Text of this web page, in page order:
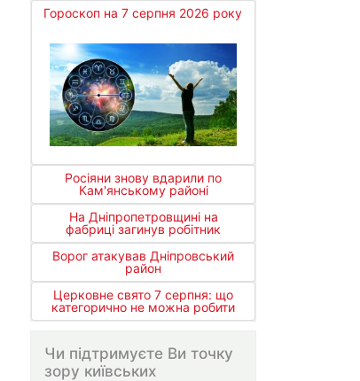
Гороскоп на 7 серпня 2026 року
Росіяни знову вдарили по
Кам'янському районі
На Дніпропетровщині на
фабриці загинув робітник
Ворог атакував Дніпровський
район
Церковне свято 7 серпня: що
категорично не можна робити
Чи підтримуєте Ви точку
зору київських